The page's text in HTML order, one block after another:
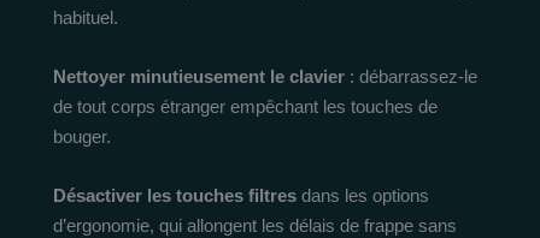
habituel.
Nettoyer minutieusement le clavier : débarrassez-le
de tout corps étranger empêchant les touches de
bouger.
Désactiver les touches filtres dans les options
d’ergonomie, qui allongent les délais de frappe sans